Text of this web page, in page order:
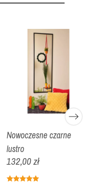
Nowoczesne czarne
lustro
132,00 zł